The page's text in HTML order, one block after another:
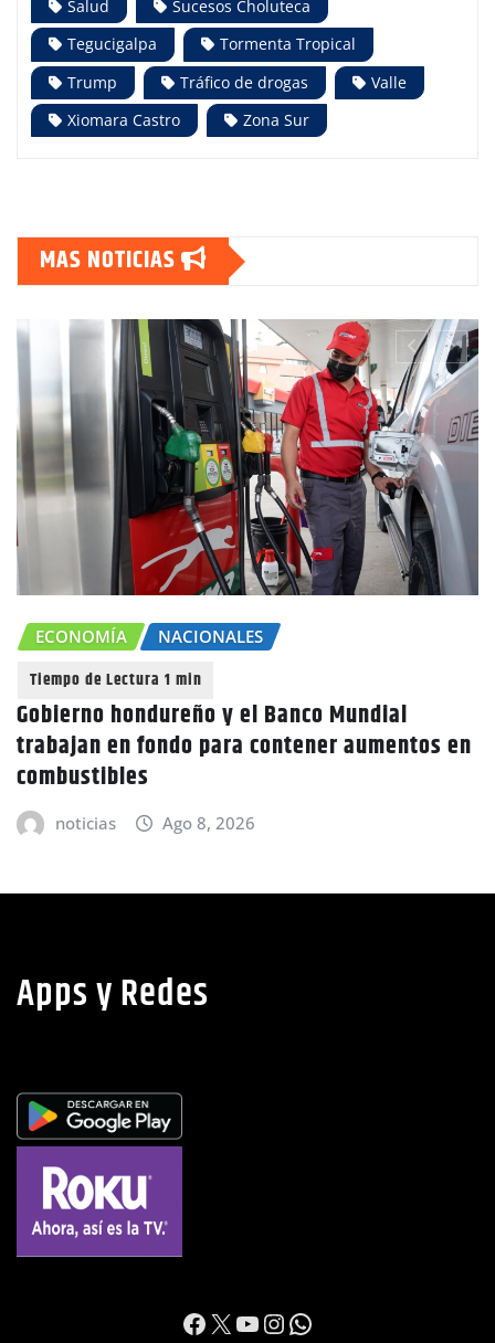
Salud
Sucesos Choluteca
Tegucigalpa
Tormenta Tropical
Trump
Tráfico de drogas
Valle
Xiomara Castro
Zona Sur
MAS NOTICIAS
ECONOMÍA NACIONALES
Gobierno hondureño y el Banco Mundial
trabajan en fondo para contener aumentos en
combustibles
noticias Ago 8, 2026
Apps y Redes
https://
X YouTube
Instagram
WhatsApp